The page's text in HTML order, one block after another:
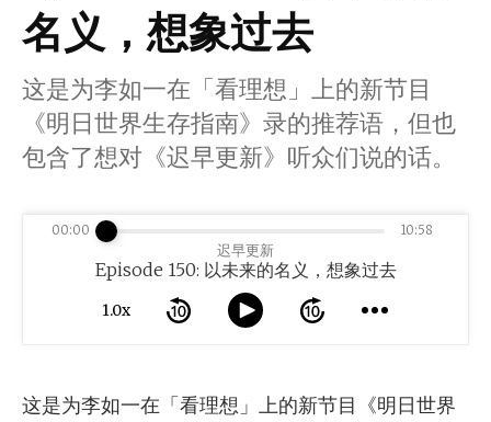
名义，想象过去
这是为李如一在「看理想」上的新节目
《明日世界生存指南》录的推荐语，但也
包含了想对《迟早更新》听众们说的话。
迟早更新
Episode 150: 以未来的名义，想象过去
1.0x
00:00 10:58
这是为李如一在「看理想」上的新节目《明日世界